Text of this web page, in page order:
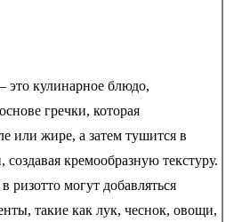
это кулинарное блюдо,
гречки, которая
или жире, а затем тушится в
создавая кремообразную текстуру.
ризотто могут добавляться
такие как лук, чеснок, овощи,